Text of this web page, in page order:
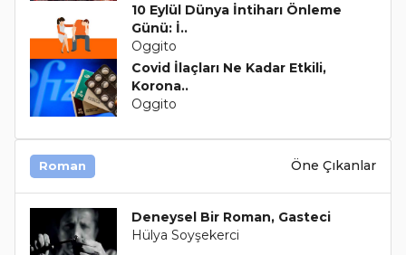
10 Eylül Dünya İntiharı Önleme
Günü: İ..
Oggito
Covid İlaçları Ne Kadar Etkili,
Korona..
Oggito
Roman Öne Çıkanlar
Deneysel Bir Roman, Gasteci
Hülya Soyşekerci